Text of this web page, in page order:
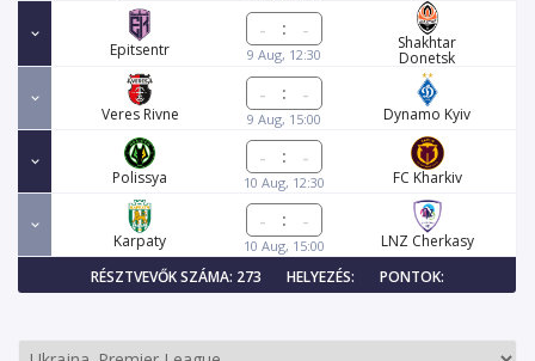
Epitsentr
:
9 Aug, 12:30
Shakhtar
Donetsk
Veres Rivne
:
9 Aug, 15:00 Dynamo Kyiv
Polissya
:
10 Aug, 12:30 FC Kharkiv
Karpaty
:
10 Aug, 15:00
LNZ Cherkasy
RÉSZTVEVŐK SZÁMA: 273
HELYEZÉS: PONTOK: